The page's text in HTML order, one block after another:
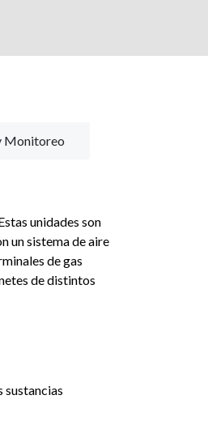
Monitoreo
unidades son
un sistema de aire
de gas
de distintos
sustancias